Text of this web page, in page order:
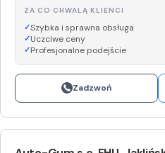
ZA CO CHWALĄ KLIENCI
Szybka i sprawna obsługa
Uczciwe ceny
Profesjonalne podejście
Zadzwoń